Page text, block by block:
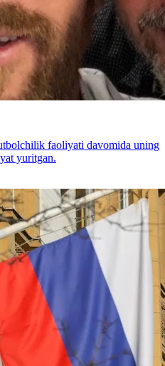
faoliyati davomida uning
yuritgan.